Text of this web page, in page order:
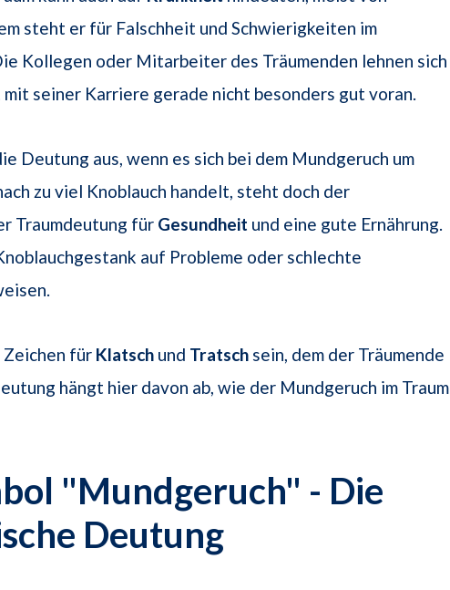
steht er für Falschheit und Schwierigkeiten im
Kollegen oder Mitarbeiter des Träumenden lehnen sich
mit seiner Karriere gerade nicht besonders gut voran.
Deutung aus, wenn es sich bei dem Mundgeruch um
zu viel Knoblauch handelt, steht doch der
Traumdeutung für Gesundheit und eine gute Ernährung.
auf Probleme oder schlechte
Zeichen für Klatsch und Tratsch sein, dem der Träumende
hängt hier davon ab, wie der Mundgeruch im Traum
"Mundgeruch" - Die
Deutung